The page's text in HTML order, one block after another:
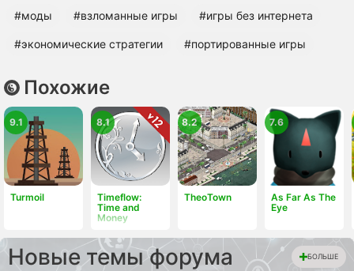
#моды #взломанные игры #игры без интернета
#экономические стратегии #портированные игры
Похожие
Turmoil
9.1
Timeflow:
Time and
Money
8.1
TheoTown
8.2
As Far As The
Eye
7.6
Новые темы форума БОЛЬШЕ